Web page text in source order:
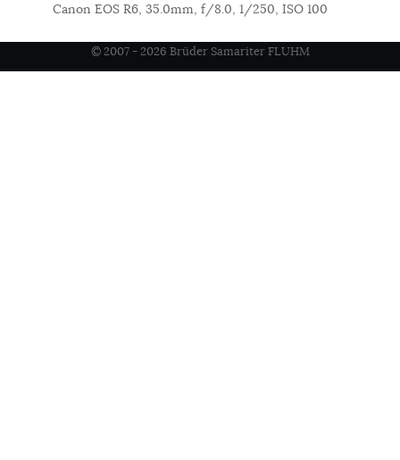
Canon EOS R6, 35.0mm, f/8.0, 1/250, ISO 100
© 2007 - 2026 Brüder Samariter FLUHM